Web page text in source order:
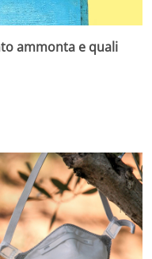
ammonta e quali